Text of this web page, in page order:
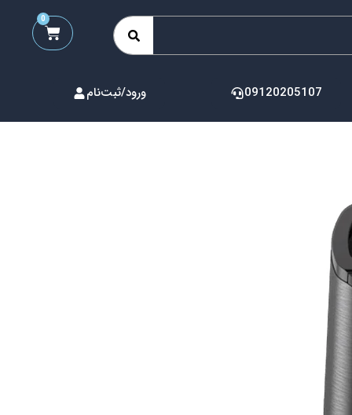
0
09120205107 ورود/ثبت‌نام